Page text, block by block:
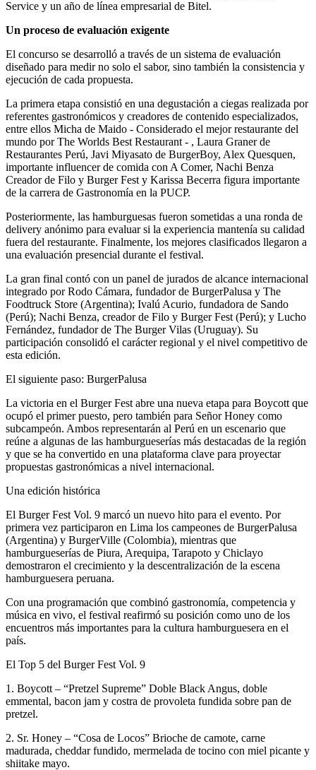
Service y un año de línea empresarial de Bitel.
Un proceso de evaluación exigente
El concurso se desarrolló a través de un sistema de evaluación
diseñado para medir no solo el sabor, sino también la consistencia y
ejecución de cada propuesta.
La primera etapa consistió en una degustación a ciegas realizada por
referentes gastronómicos y creadores de contenido especializados,
entre ellos Micha de Maido - Considerado el mejor restaurante del
mundo por The Worlds Best Restaurant - , Laura Graner de
Restaurantes Perú, Javi Miyasato de BurgerBoy, Alex Quesquen,
importante influencer de comida con A Comer, Nachi Benza
Creador de Filo y Burger Fest y Karissa Becerra figura importante
de la carrera de Gastronomía en la PUCP.
Posteriormente, las hamburguesas fueron sometidas a una ronda de
delivery anónimo para evaluar si la experiencia mantenía su calidad
fuera del restaurante. Finalmente, los mejores clasificados llegaron a
una evaluación presencial durante el festival.
La gran final contó con un panel de jurados de alcance internacional
integrado por Rodo Cámara, fundador de BurgerPalusa y The
Foodtruck Store (Argentina); Ivalú Acurio, fundadora de Sando
(Perú); Nachi Benza, creador de Filo y Burger Fest (Perú); y Lucho
Fernández, fundador de The Burger Vilas (Uruguay). Su
participación consolidó el carácter regional y el nivel competitivo de
esta edición.
El siguiente paso: BurgerPalusa
La victoria en el Burger Fest abre una nueva etapa para Boycott que
ocupó el primer puesto, pero también para Señor Honey como
subcampeón. Ambos representarán al Perú en un escenario que
reúne a algunas de las hamburgueserías más destacadas de la región
y que se ha convertido en una plataforma clave para proyectar
propuestas gastronómicas a nivel internacional.
Una edición histórica
El Burger Fest Vol. 9 marcó un nuevo hito para el evento. Por
primera vez participaron en Lima los campeones de BurgerPalusa
(Argentina) y BurgerVille (Colombia), mientras que
hamburgueserías de Piura, Arequipa, Tarapoto y Chiclayo
demostraron el crecimiento y la descentralización de la escena
hamburguesera peruana.
Con una programación que combinó gastronomía, competencia y
música en vivo, el festival reafirmó su posición como uno de los
encuentros más importantes para la cultura hamburguesera en el
país.
El Top 5 del Burger Fest Vol. 9
1. Boycott – “Pretzel Supreme” Doble Black Angus, doble
emmental, bacon jam y costra de provoleta fundida sobre pan de
pretzel.
2. Sr. Honey – “Cosa de Locos” Brioche de camote, carne
madurada, cheddar fundido, mermelada de tocino con miel picante y
shiitake mayo.